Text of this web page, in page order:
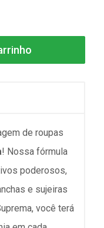
de roupas
! Nossa fórmula
poderosos,
e sujeiras
você terá